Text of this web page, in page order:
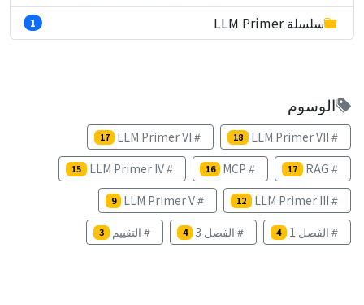
سلسلة LLM Primer 1
الوسوم
LLM Primer VII
18
LLM Primer VI
17
RAG
17
MCP
16
LLM Primer IV
15
LLM Primer III
12
LLM Primer V
9
الفصل 1 4 الفصل 3 4 التقييم 3